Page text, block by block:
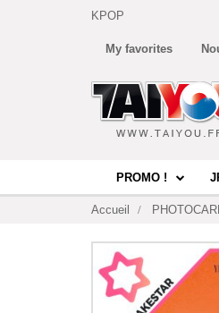
KPOP
My favorites
PROMO !
Accueil